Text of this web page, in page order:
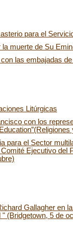
para el
la muerte de Su
las embajadas
Litúrgicas
con los
para el Sector
Ejecutivo
Gallagher en
(Bridgetown, 5 de